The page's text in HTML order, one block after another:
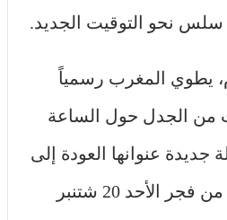
سلس نحو التوقيت الجديد.
يطوي المغرب رسمياً
من الجدل حول الساعة
جديدة عنوانها العودة إلى
توقيت غرينتش ابتداءً من فجر الأحد 20 شتنبر